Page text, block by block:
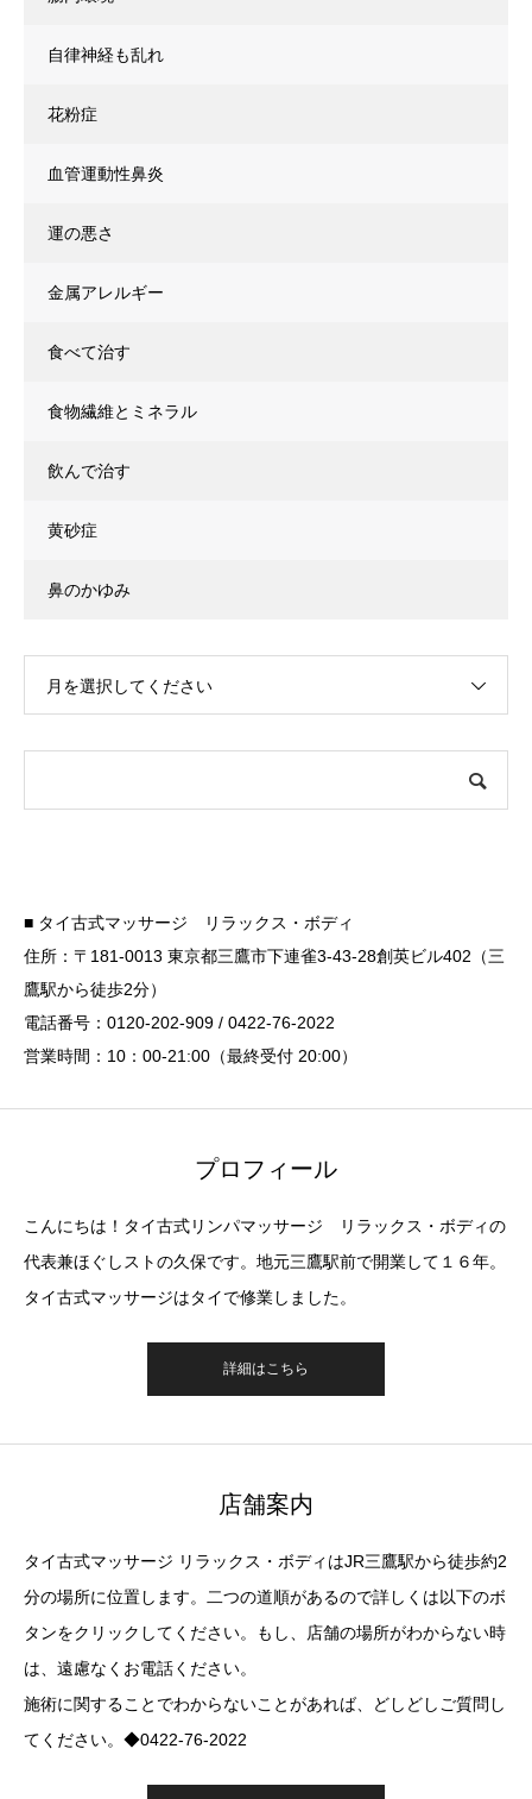
自律神経も乱れ
花粉症
血管運動性鼻炎
運の悪さ
金属アレルギー
食べて治す
食物繊維とミネラル
飲んで治す
黄砂症
鼻のかゆみ
月を選択してください
■ タイ古式マッサージ リラックス・ボディ
住所：〒181-0013 東京都三鷹市下連雀3-43-28創英ビル402（三
鷹駅から徒歩2分）
電話番号：0120-202-909 / 0422-76-2022
営業時間：10：00-21:00（最終受付 20:00）
プロフィール
こんにちは！タイ古式リンパマッサージ リラックス・ボディの
代表兼ほぐしストの久保です。地元三鷹駅前で開業して１６年。
タイ古式マッサージはタイで修業しました。
詳細はこちら
店舗案内
タイ古式マッサージ リラックス・ボディはJR三鷹駅から徒歩約2
分の場所に位置します。二つの道順があるので詳しくは以下のボ
タンをクリックしてください。もし、店舗の場所がわからない時
は、遠慮なくお電話ください。
施術に関することでわからないことがあれば、どしどしご質問し
てください。◆0422-76-2022